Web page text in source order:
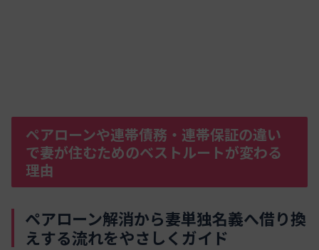
ペアローンや連帯債務・連帯保証の違い
で妻が住むためのベストルートが変わる
理由
ペアローン解消から妻単独名義へ借り換
えする流れをやさしくガイド